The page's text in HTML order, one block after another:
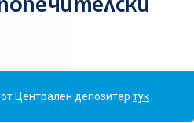
Централен депозитар тук